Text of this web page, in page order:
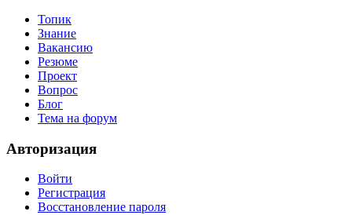
Топик
Знание
Вакансию
Резюме
Проект
Вопрос
Блог
Тема на форум
Авторизация
Войти
Регистрация
Восстановление пароля